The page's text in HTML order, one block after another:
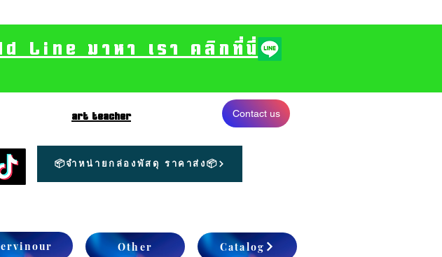
Line มาหา เรา คลิกที่นี่
art teacher Contact us
📦จำหน่ายกล่องพัสดุ ราคาส่ง📦
Other Catalog